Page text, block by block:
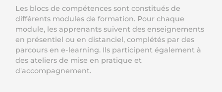
Les blocs de compétences sont constitués de
différents modules de formation. Pour chaque
module, les apprenants suivent des enseignements
en présentiel ou en distanciel, complétés par des
parcours en e-learning. Ils participent également à
des ateliers de mise en pratique et
d'accompagnement.